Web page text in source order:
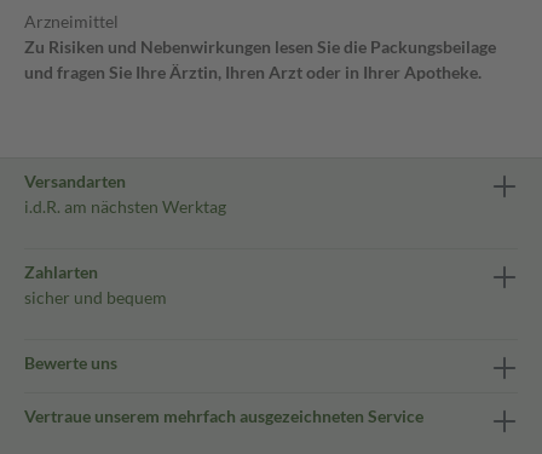
Arzneimittel
Zu Risiken und Nebenwirkungen lesen Sie die Packungsbeilage
und fragen Sie Ihre Ärztin, Ihren Arzt oder in Ihrer Apotheke.
Versandarten
i.d.R. am nächsten Werktag
Zahlarten
sicher und bequem
Bewerte uns
Vertraue unserem mehrfach ausgezeichneten Service